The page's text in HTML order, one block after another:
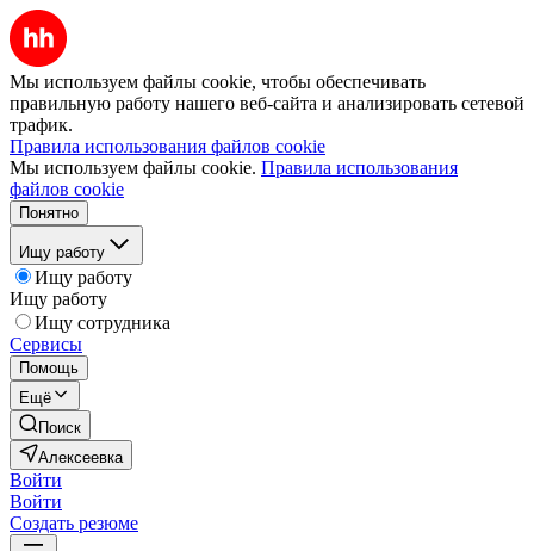
Мы используем файлы cookie, чтобы обеспечивать
правильную работу нашего веб-сайта и анализировать сетевой
трафик.
Правила использования файлов cookie
Мы используем файлы cookie. Правила использования
файлов cookie
Понятно
Ищу работу
Ищу работу
Ищу работу
Ищу сотрудника
Сервисы
Помощь
Ещё
Поиск
Алексеевка
Войти
Войти
Создать резюме